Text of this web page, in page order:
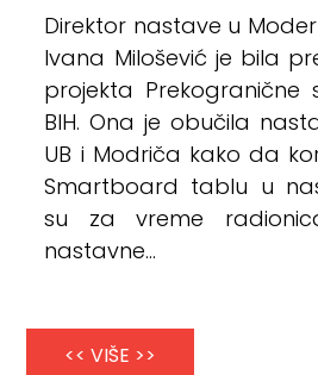
Direktor nastave u
Ivana Milošević je bila
projekta Prekogranične
BIH. Ona je obučila
UB i Modriča kako da
Smartboard tablu u
su za vreme
nastavne...
<< VIŠE >>